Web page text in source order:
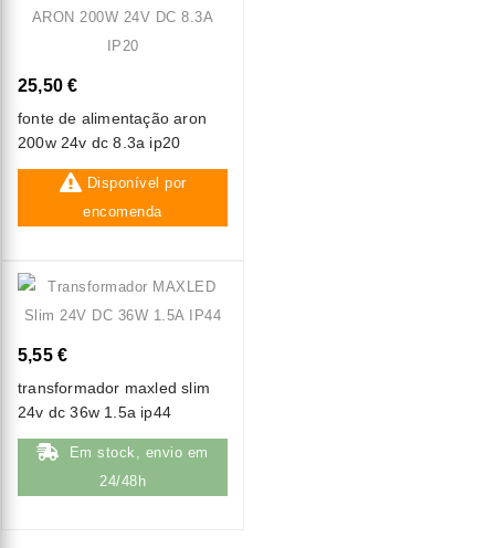
25,50 €
fonte de alimentação aron
200w 24v dc 8.3a ip20
Disponível por
encomenda
5,55 €
transformador maxled slim
24v dc 36w 1.5a ip44
Em stock, envio em
24/48h